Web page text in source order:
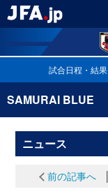
試合日程・結果
SAMURAI BLUE
ニュース
前の記事へ